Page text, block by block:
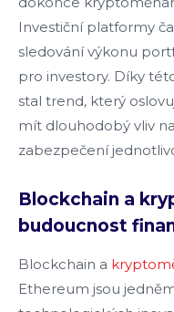
Investiční platformy
sledování výkonu
pro investory. Díky
stal trend, který
mít dlouhodobý vliv
zabezpečení
Blockchain a
budoucnost
Blockchain a
Ethereum jsou